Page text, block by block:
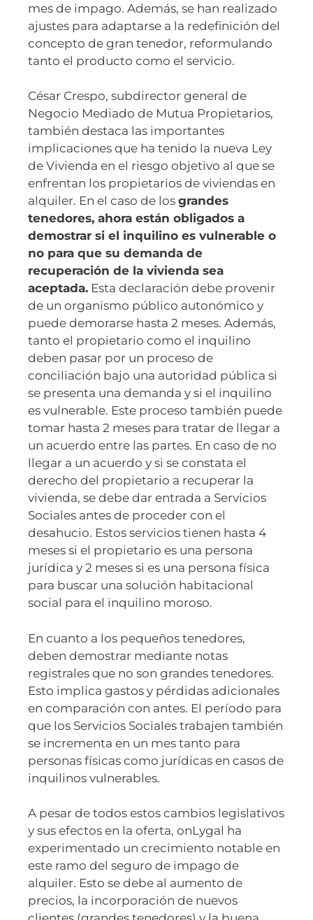
mes de impago. Además, se han realizado
ajustes para adaptarse a la redefinición del
concepto de gran tenedor, reformulando
tanto el producto como el servicio.
César Crespo, subdirector general de
Negocio Mediado de Mutua Propietarios,
también destaca las importantes
implicaciones que ha tenido la nueva Ley
de Vivienda en el riesgo objetivo al que se
enfrentan los propietarios de viviendas en
alquiler. En el caso de los grandes
tenedores, ahora están obligados a
demostrar si el inquilino es vulnerable o
no para que su demanda de
recuperación de la vivienda sea
aceptada. Esta declaración debe provenir
de un organismo público autonómico y
puede demorarse hasta 2 meses. Además,
tanto el propietario como el inquilino
deben pasar por un proceso de
conciliación bajo una autoridad pública si
se presenta una demanda y si el inquilino
es vulnerable. Este proceso también puede
tomar hasta 2 meses para tratar de llegar a
un acuerdo entre las partes. En caso de no
llegar a un acuerdo y si se constata el
derecho del propietario a recuperar la
vivienda, se debe dar entrada a Servicios
Sociales antes de proceder con el
desahucio. Estos servicios tienen hasta 4
meses si el propietario es una persona
jurídica y 2 meses si es una persona física
para buscar una solución habitacional
social para el inquilino moroso.
En cuanto a los pequeños tenedores,
deben demostrar mediante notas
registrales que no son grandes tenedores.
Esto implica gastos y pérdidas adicionales
en comparación con antes. El período para
que los Servicios Sociales trabajen también
se incrementa en un mes tanto para
personas físicas como jurídicas en casos de
inquilinos vulnerables.
A pesar de todos estos cambios legislativos
y sus efectos en la oferta, onLygal ha
experimentado un crecimiento notable en
este ramo del seguro de impago de
alquiler. Esto se debe al aumento de
precios, la incorporación de nuevos